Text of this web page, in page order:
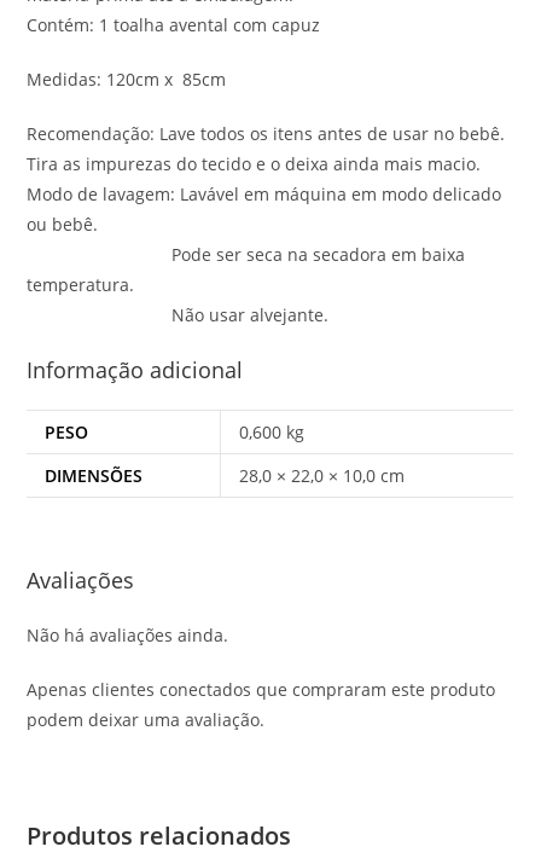
Contém: 1 toalha avental com capuz
Medidas: 120cm x 85cm
Recomendação: Lave todos os itens antes de usar no bebê.
Tira as impurezas do tecido e o deixa ainda mais macio.
Modo de lavagem: Lavável em máquina em modo delicado
ou bebê.
Pode ser seca na secadora em baixa
temperatura.
Não usar alvejante.
Informação adicional
PESO
0,600 kg
DIMENSÕES
28,0 × 22,0 × 10,0 cm
Avaliações
Não há avaliações ainda.
Apenas clientes conectados que compraram este produto
podem deixar uma avaliação.
Produtos relacionados